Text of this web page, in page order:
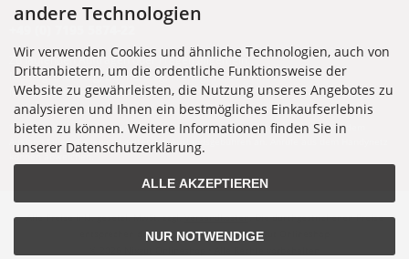
Zu laufenden Aufträgen oder Fragen allgemein:
Montag, Dienstag, Donnerstag, Freitag: 10:00 - 16:00 Uhr
Mittwoch: 10:00 - 18:00 Uhr
* Kosten: normaler Ortstarif DE, mit Flatratevertrag natürlich kostenlos. Aus dem
Ausland fallen die jeweils geltenden Auslandsgebühren an. Anrufe aus dem Handynetz
können abweichen.
Alle Preise inkl. gesetzl. MwSt. zzgl.Versandkosten. Die durchgestrichenen Preise
entsprechen dem bisherigen Preis bei Nixgut Onlineshop
andere Technologien
Wir verwenden Cookies und ähnliche Technologien, auch von
Drittanbietern, um die ordentliche Funktionsweise der
Website zu gewährleisten, die Nutzung unseres Angebotes zu
analysieren und Ihnen ein bestmögliches Einkaufserlebnis
bieten zu können. Weitere Informationen finden Sie in
unserer Datenschutzerklärung.
ALLE AKZEPTIEREN
NUR NOTWENDIGE